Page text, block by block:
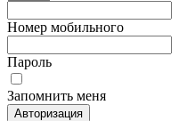
Номер мобильного
Пароль
Запомнить меня
Авторизация